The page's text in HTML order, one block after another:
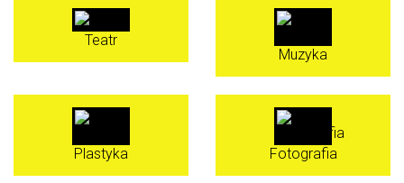
Teatr
Muzyka
Plastyka Fotografia